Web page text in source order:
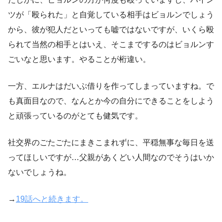
ツが「殴られた」と自覚している相手はビョルンでしょう
から、彼が犯人だといっても嘘ではないですが、いくら殴
られて当然の相手とはいえ、そこまでするのはビョルンす
ごいなと思います。やることが桁違い。
一方、エルナはだいぶ借りを作ってしまっていますね。で
も真面目なので、なんとか今の自分にできることをしよう
と頑張っているのがとても健気です。
社交界のごたごたにまきこまれずに、平穏無事な毎日を送
ってほしいですが…父親があくどい人間なのでそうはいか
ないでしょうね。
→ 19話へと続きます。